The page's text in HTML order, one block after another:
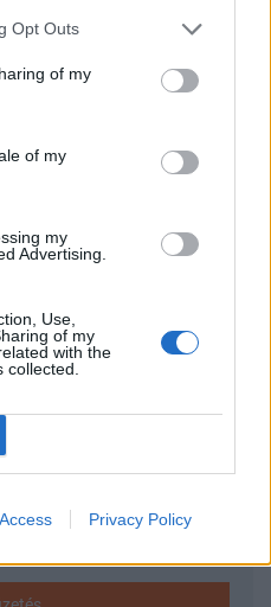
Opt Outs
of my
of my
my
Advertising.
Use,
of my
with the
Privacy Policy
mondott a nagykövetnek
lehetősége nyílt 2 millió
vásárlására Japánból,
gyógyulását.
világkereskedelemben
Japán beruházásvédelmi
hírarchívumához
előfizetéses
tartalmazza:
2 év napon belüli